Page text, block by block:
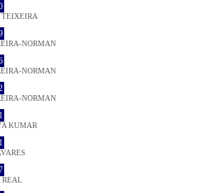
NORMAN
NORMAN
NORMAN
KUMAR
REAL